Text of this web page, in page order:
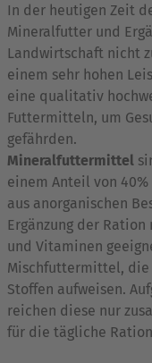
In der heutigen Zeit
Mineralfutter und
Landwirtschaft nicht
einem sehr hohen
eine qualitativ
Futtermitteln, um
gefährden.
Mineralfuttermittel
einem Anteil von
aus anorganischen
Ergänzung der
und Vitaminen
Mischfuttermittel, die
Stoffen aufweisen.
reichen diese nur
für die tägliche